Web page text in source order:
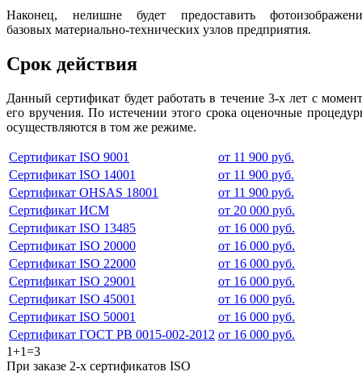
Наконец, нелишне будет предоставить
базовых материально-технических узлов предприятия.
Срок действия
Данный сертификат будет работать в течение 3-х лет с
его вручения. По истечении этого срока оценочные
осуществляются в том же режиме.
Сертификат ISO 9001
от 11 900 руб.
Сертификат ISO 14001
от 11 900 руб.
Сертификат OHSAS 18001
от 11 900 руб.
Сертификат ИСМ
от 20 000 руб.
Сертификат ISO 13485
от 16 000 руб.
Сертификат ISO 20000
от 16 000 руб.
Сертификат ISO 22000
от 16 000 руб.
Сертификат ISO 29001
от 16 000 руб.
Сертификат ISO 45001
от 16 000 руб.
Сертификат ISO 50001
от 16 000 руб.
Сертификат ГОСТ РВ 0015-002-2012 от 16 000 руб.
1+1=3
При заказе 2-х сертификатов ISO